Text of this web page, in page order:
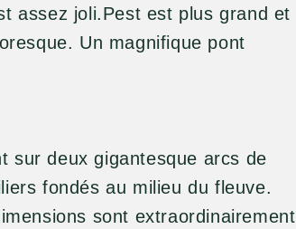
assez joli.Pest est plus grand et
Un magnifique pont
sur deux gigantesque arcs de
fondés au milieu du fleuve.
sont extraordinairement